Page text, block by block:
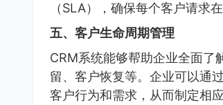
（SLA），确保每个客户请求
五、客户生命周期管理
CRM系统能够帮助企业全面了
留、客户恢复等。企业可以通
客户行为和需求，从而制定相